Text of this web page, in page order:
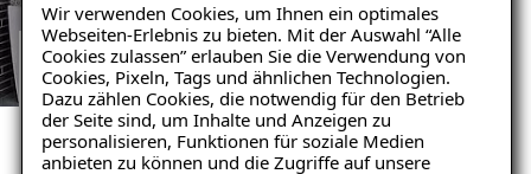
Wir verwenden Cookies, um Ihnen ein optimales
Webseiten-Erlebnis zu bieten. Mit der Auswahl “Alle
Cookies zulassen” erlauben Sie die Verwendung von
Cookies, Pixeln, Tags und ähnlichen Technologien.
Dazu zählen Cookies, die notwendig für den Betrieb
der Seite sind, um Inhalte und Anzeigen zu
personalisieren, Funktionen für soziale Medien
anbieten zu können und die Zugriffe auf unsere
GARAGENSANIERUNG REFERENZEN
ANSEHEN
Unsere zufriedenen